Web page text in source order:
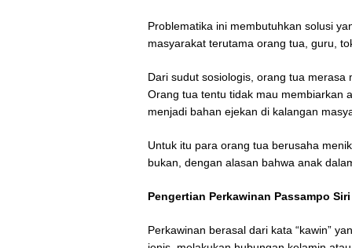
Problematika ini membutuhkan solusi
masyarakat terutama orang tua, guru,
Dari sudut sosiologis, orang tua
Orang tua tentu tidak mau membiarkan
menjadi bahan ejekan di kalangan
Untuk itu para orang tua berusaha
bukan, dengan alasan bahwa anak
Pengertian Perkawinan Passampo Siri
Perkawinan berasal dari kata “kawin”